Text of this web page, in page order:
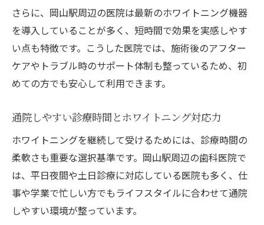
歯科医院でのカウンセリングで選ぶ最適な
方法
ライフスタイルに合わせたホワイトニング
提案
ホワイトニング選択時の注意点とポイント
ホワイトニングで失敗しない歯科医院の選
び方
信頼できる歯科医院で得られる美白効果
ホワイトニング施術後の満足度を高めるポ
イント
美白効果を長持ちさせる歯科医院の工夫
さらに、岡山駅周辺の医院は最新のホワイトニング機器
を導入していることが多く、短時間で効果を実感しやす
い点も特徴です。こうした医院では、施術後のアフター
ケアやトラブル時のサポート体制も整っているため、初
めての方でも安心して利用できます。
通院しやすい診療時間とホワイトニング対応力
ホワイトニングを継続して受けるためには、診療時間の
柔軟さも重要な選択基準です。岡山駅周辺の歯科医院で
は、平日夜間や土日診療に対応している医院も多く、仕
事や学業で忙しい方でもライフスタイルに合わせて通院
しやすい環境が整っています。